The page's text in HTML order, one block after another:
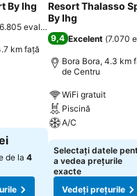
By Ihg
6.805 evaluări)
km faţă
de la 4
Resort Thalasso
By Ihg
9,4 Excelent (7.070
Bora Bora, 4.3 km
de Centru
WiFi gratuit
Piscină
A/C
Selectați datele
a vedea prețurile
exacte
Vedeți prețurile